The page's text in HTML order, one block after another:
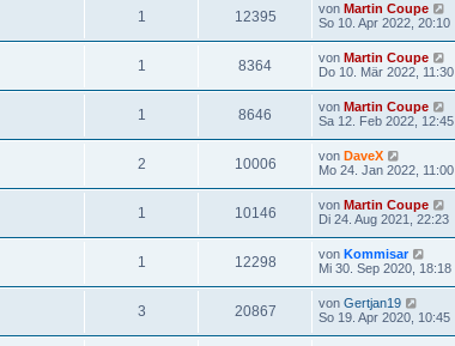
1 12395 von Martin Coupe
So 10. Apr 2022, 20:10
1 8364 von Martin Coupe
Do 10. Mär 2022, 11:30
1 8646 von Martin Coupe
Sa 12. Feb 2022, 12:45
2 10006 von DaveX
Mo 24. Jan 2022, 11:00
1 10146 von Martin Coupe
Di 24. Aug 2021, 22:23
1 12298 von Kommisar
Mi 30. Sep 2020, 18:18
3 20867 von Gertjan19
So 19. Apr 2020, 10:45